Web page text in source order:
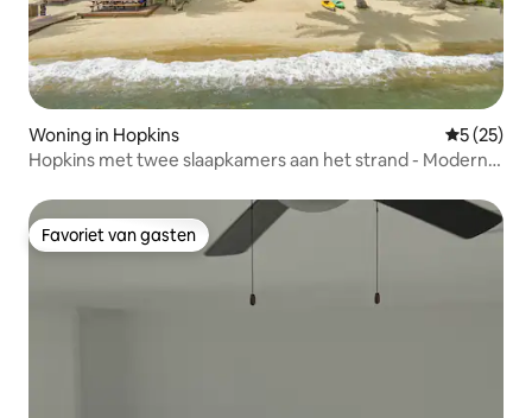
Woning in Hopkins
5 (25)
Hopkins met twee slaapkamers aan het strand - Modern
Favoriet van gasten
Favoriet van gasten